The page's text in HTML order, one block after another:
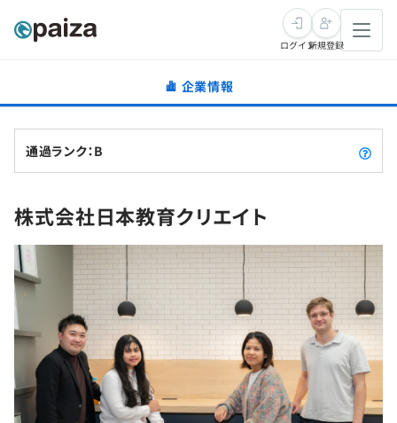
転職成功ガイド
転職エージェント
インタビュー
転職成功ガイド
新卒就活
求人検索
本選考
新卒エージェント
イベント・セミナー
学習
講座一覧
4択課題
ナレッジ
スキルチェック
プログラミング言語
SQL
評価結果一覧
メディア
Tech Team Journal
paizaとは？
ログイン新規登録
企業情報
通過ランク：B
株式会社日本教育クリエイト